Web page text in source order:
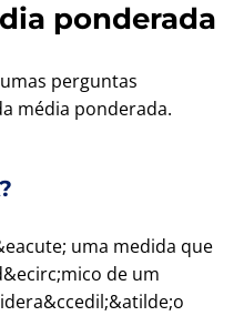
ponderada
perguntas
média ponderada.
uma medida que
de um